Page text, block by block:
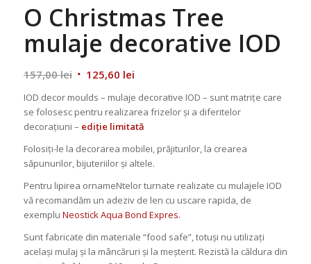
O Christmas Tree
mulaje decorative IOD
157,00lei Original
was:
157,00 lei.
125,60 leiCurrent
125,60 lei.
IOD decor moulds – mulaje decorative IOD – sunt matrițe care
se folosesc pentru realizarea frizelor și a diferitelor
decorațiuni – ediție limitată
Folosiți-le la decorarea mobilei, prăjiturilor, la crearea
săpunurilor, bijuteriilor și altele.
Pentru lipirea ornameNtelor turnate realizate cu mulajele IOD
vă recomandăm un adeziv de len cu uscare rapida, de
exemplu Neostick Aqua Bond Expres.
Suntfabricate din materiale “food safe”, totuși nu utilizați
același mulaj și la mâncăruri și la meșterit. Rezistă la căldura din